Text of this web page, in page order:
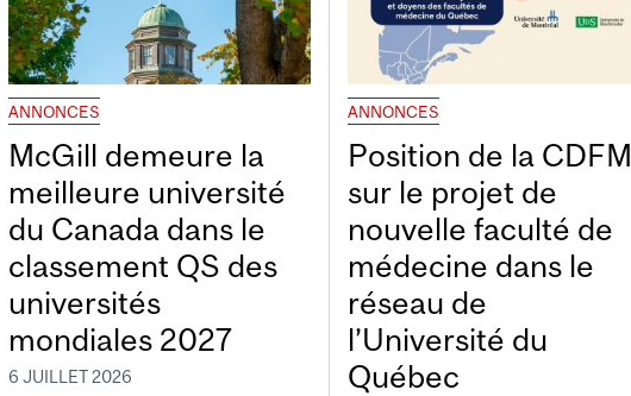
ANNONCES
McGill demeure la
meilleure université
du Canada dans le
classement QS des
universités
mondiales 2027
6 JUILLET 2026
ANNONCES
Position de la CDFM
sur le projet de
nouvelle faculté de
médecine dans le
réseau de
l’Université du
Québec